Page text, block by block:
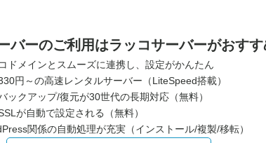
バーのご利用はラッコサーバーがおす
ドメインとスムーズに連携し、設定がかんたん
円～の高速レンタルサーバー（LiteSpeed搭載）
ックアップ/復元が30世代の長期対応（無料）
が自動で設定される（無料）
関係の自動処理が充実（インストール/複製/移転）